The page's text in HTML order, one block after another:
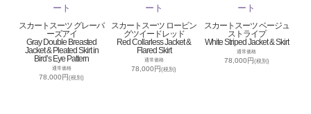
スカートスーツ グレーバ
ーズアイ
Gray Double Breasted
Jacket & Pleated Skirt in
Bird’s Eye Pattern
通常価格
78,000円(税別)
スカートスーツ ロービン
グツイードレッド
Red Collarless Jacket &
Flared Skirt
通常価格
78,000円(税別)
スカートスーツ ベージュ
ストライプ
White Striped Jacket & Skirt
通常価格
78,000円(税別)